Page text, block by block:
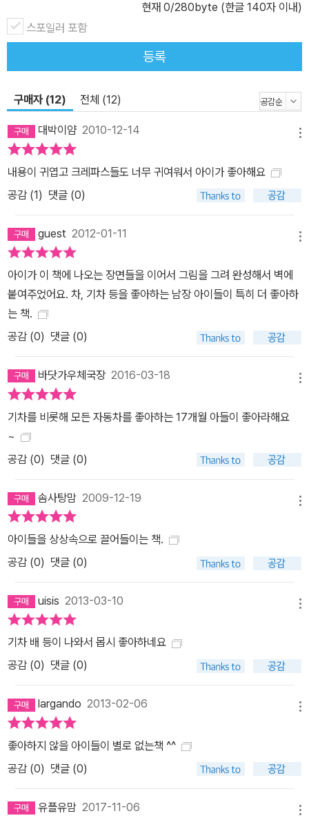
현재 0/280byte (한글 140자 이내)
스포일러 포함
등록
구매자 (12) 전체 (12)
대박이얌2010-12-14
내용이 귀엽고 크레파스들도 너무 귀여워서 아이가 좋아해요
공감 (1) 댓글 (0)
guest 2012-01-11
아이가 이 책에 나오는 장면들을 이어서 그림을 그려 완성해서 벽에
붙여주었어요. 차, 기차 등을 좋아하는 남장 아이들이 특히 더 좋아하
는 책.
공감 (0) 댓글 (0)
바닷가우체국장2016-03-18
기차를 비롯해 모든 자동차를 좋아하는 17개월 아들이 좋아라해요
~
공감 (0) 댓글 (0)
솜사탕맘 2009-12-19
아이들을 상상속으로 끌어들이는 책.
공감 (0) 댓글 (0)
uisis 2013-03-10
기차 배 등이 나와서 몹시 좋아하네요
공감 (0) 댓글 (0)
largando 2013-02-06
좋아하지 않을 아이들이 별로 없는책 ^^
공감 (0) 댓글 (0)
유플유맘 2017-11-06